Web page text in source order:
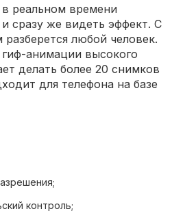
реальном времени
сразу же видеть эффект. С
любой человек.
гиф-анимации высокого
делать более 20 снимков
для телефона на базе
контроль;